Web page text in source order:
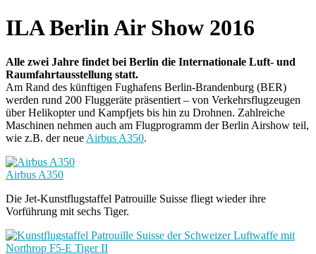
ILA Berlin Air Show 2016
Alle zwei Jahre findet bei Berlin die Internationale Luft- und
Raumfahrtausstellung statt.
Am Rand des künftigen Fughafens Berlin-Brandenburg (BER)
werden rund 200 Fluggeräte präsentiert – von Verkehrsflugzeugen
über Helikopter und Kampfjets bis hin zu Drohnen. Zahlreiche
Maschinen nehmen auch am Flugprogramm der Berlin Airshow teil,
wie z.B. der neue Airbus A350.
Airbus A350
Die Jet-Kunstflugstaffel Patrouille Suisse fliegt wieder ihre
Vorführung mit sechs Tiger.